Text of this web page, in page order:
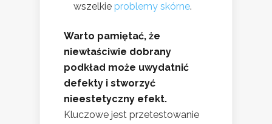
wszelkie problemy skórne.
Warto pamiętać, że
niewłaściwie dobrany
podkład może uwydatnić
defekty i stworzyć
nieestetyczny efekt.
Kluczowe jest przetestowanie